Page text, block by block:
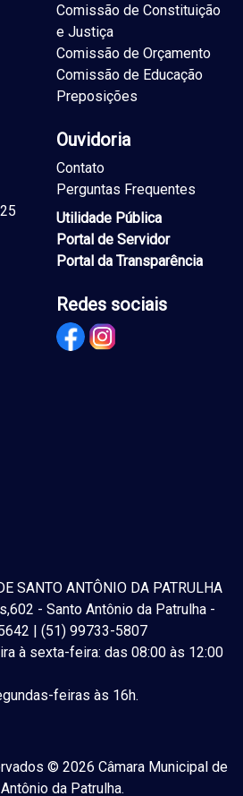
Comissão de Constituição
e Justiça
Comissão de Orçamento
Comissão de Educação
Preposições
Ouvidoria
Contato
Perguntas Frequentes
Utilidade Pública
Portal de Servidor
Portal da Transparência
Redes sociais
SANTO ANTÔNIO DA PATRULHA
- Santo Antônio da Patrulha -
| (51) 99733-5807
à sexta-feira: das 08:00 às 12:00
feiras às 16h.
© 2026 Câmara Municipal de
da Patrulha.